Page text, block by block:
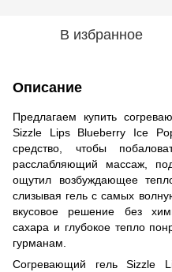
В избранное
Описание
Предлагаем купить
Sizzle Lips Blueberry Ice
средство, чтобы
расслабляющий массаж,
ощутил возбуждающее
слизывая гель с самых
вкусовое решение без
сахара и глубокое тепло
гурманам.
Согревающий гель Sizzle